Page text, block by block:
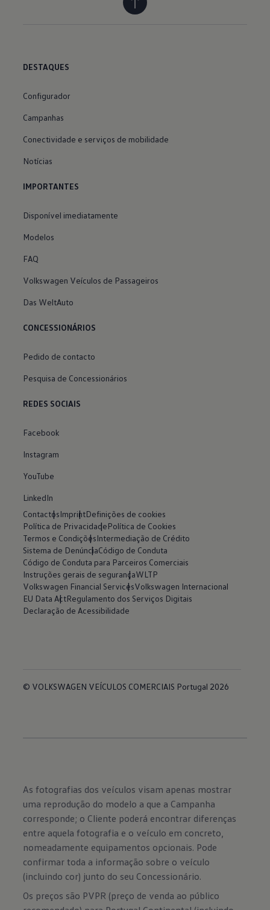
DESTAQUES
Configurador
Campanhas
Conectividade e serviços de mobilidade
Notícias
IMPORTANTES
Disponível imediatamente
Modelos
FAQ
Volkswagen Veículos de Passageiros
Das WeltAuto
CONCESSIONÁRIOS
Pedido de contacto
Pesquisa de Concessionários
REDES SOCIAIS
Facebook
Instagram
YouTube
LinkedIn
ContactosImprintDefinições de cookies
Política de PrivacidadePolítica de Cookies
Termos e CondiçõesIntermediação de Crédito
Sistema de DenúnciaCódigo de Conduta
Código de Conduta para Parceiros Comerciais
Instruções gerais de segurançaWLTP
Volkswagen Financial ServicesVolkswagen Internacional
EU Data ActRegulamento dos Serviços Digitais
Declaração de Acessibilidade
© VOLKSWAGEN VEÍCULOS COMERCIAIS Portugal 2026
As fotografias dos veículos visam apenas mostrar
uma reprodução do modelo a que a Campanha
corresponde; o Cliente poderá encontrar diferenças
entre aquela fotografia e o veículo em concreto,
nomeadamente equipamentos opcionais. Pode
confirmar toda a informação sobre o veículo
(incluindo cor) junto do seu Concessionário.
Os preços são PVPR (preço de venda ao público